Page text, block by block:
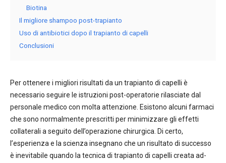
Biotina
Il migliore shampoo post-trapianto
Uso di antibiotici dopo il trapianto di capelli
Conclusioni
Per ottenere i migliori risultati da un trapianto di capelli è
necessario seguire le istruzioni post-operatorie rilasciate dal
personale medico con molta attenzione. Esistono alcuni farmaci
che sono normalmente prescritti per minimizzare gli effetti
collaterali a seguito dell’operazione chirurgica. Di certo,
l’esperienza e la scienza insegnano che un risultato di successo
è inevitabile quando la tecnica di trapianto di capelli creata ad-